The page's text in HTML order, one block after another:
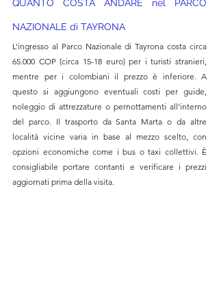
QUANTO COSTA ANDARE nel PARCO
NAZIONALE di TAYRONA
L’ingresso al Parco Nazionale di Tayrona costa circa
65.000 COP (circa 15-18 euro) per i turisti stranieri,
mentre per i colombiani il prezzo è inferiore. A
questo si aggiungono eventuali costi per guide,
noleggio di attrezzature o pernottamenti all’interno
del parco. Il trasporto da Santa Marta o da altre
località vicine varia in base al mezzo scelto, con
opzioni economiche come i bus o taxi collettivi. È
consigliabile portare contanti e verificare i prezzi
aggiornati prima della visita.